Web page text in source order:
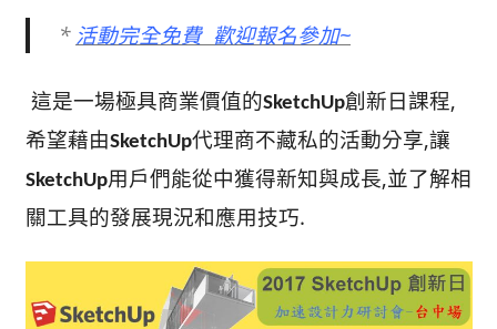
* 活動完全免費 歡迎報名參加~
這是一場極具商業價值的SketchUp創新日課程,
希望藉由SketchUp代理商不藏私的活動分享,讓
SketchUp用戶們能從中獲得新知與成長,並了解相
關工具的發展現況和應用技巧.